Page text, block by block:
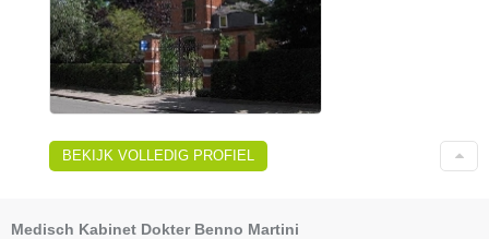
BEKIJK VOLLEDIG PROFIEL
Medisch Kabinet Dokter Benno Martini